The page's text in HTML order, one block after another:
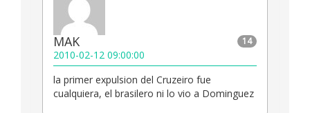
14
MAK
2010-02-12 09:00:00
la primer expulsion del Cruzeiro fue
cualquiera, el brasilero ni lo vio a Dominguez